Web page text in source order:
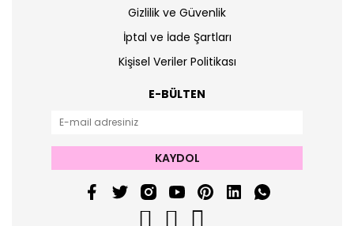
Gizlilik ve Güvenlik
İptal ve İade Şartları
Kişisel Veriler Politikası
E-BÜLTEN
KAYDOL